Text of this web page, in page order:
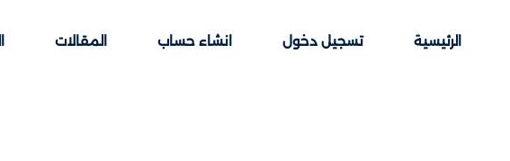
الرئيسية تسجيل دخول انشاء حساب المقالات